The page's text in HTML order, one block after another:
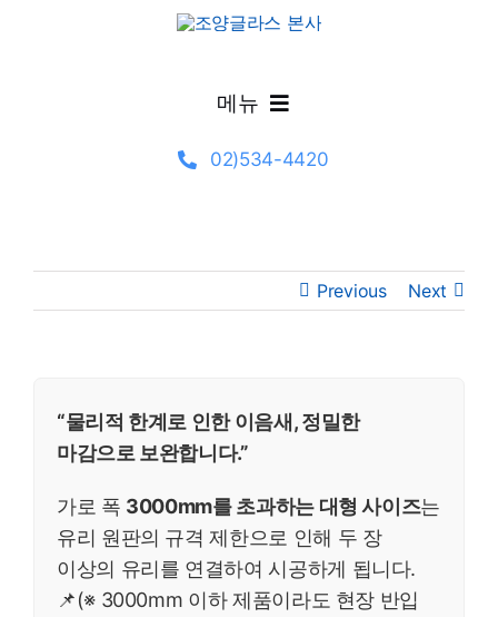
메뉴
글라스 선택·기술 가이드
고객지원
02)534-4420
Previous Next
“물리적 한계로 인한 이음새, 정밀한
마감으로 보완합니다.”
가로 폭 3000mm를 초과하는 대형 사이즈는
유리 원판의 규격 제한으로 인해 두 장
이상의 유리를 연결하여 시공하게 됩니다.
📌(※ 3000mm 이하 제품이라도 현장 반입